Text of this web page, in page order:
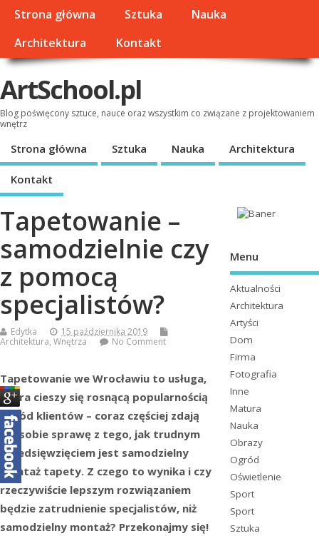
Strona główna Sztuka
Nauka
Architektura
Kontakt
ArtSchool.pl
Blog poświęcony sztuce, nauce oraz wszystkim co związane z projektowaniem
wnętrz
Strona główna Sztuka Nauka Architektura
Kontakt
Tapetowanie –
samodzielnie czy
z pomocą
specjalistów?
Edytka
15 października 2019
Architektura, Wnętrza No Comment
Tapetowanie we Wrocławiu to usługa,
która cieszy się rosnącą popularnością
wśród klientów – coraz częściej zdają
oni sobie sprawę z tego, jak trudnym
przedsięwzięciem jest samodzielny
montaż tapety. Z czego to wynika i czy
rzeczywiście lepszym rozwiązaniem
będzie zatrudnienie specjalistów, niż
samodzielny montaż? Przekonajmy się!
Menu
Aktualności
Architektura
Artyści
Dom
Firma
Fotografia
Inne
Matura
Nauka
Obrazy
Ogród
Oświetlenie
Sport
Sport
Sztuka